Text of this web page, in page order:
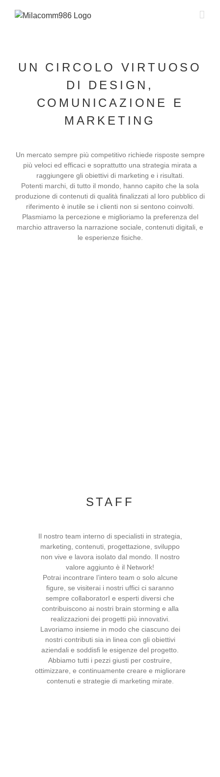
UN CIRCOLO VIRTUOSO
DI DESIGN,
COMUNICAZIONE E
MARKETING
Un mercato sempre più competitivo richiede risposte sempre
più veloci ed efficaci e soprattutto una strategia mirata a
raggiungere gli obiettivi di marketing e i risultati.
Potenti marchi, di tutto il mondo, hanno capito che la sola
produzione di contenuti di qualità finalizzati al loro pubblico di
riferimento è inutile se i clienti non si sentono coinvolti.
Plasmiamo la percezione e miglioriamo la preferenza del
marchio attraverso la narrazione sociale, contenuti digitali, e
le esperienze fisiche.
STAFF
Il nostro team interno di specialisti in strategia,
marketing, contenuti, progettazione, sviluppo
non vive e lavora isolato dal mondo. Il nostro
valore aggiunto è il Network!
Potrai incontrare l’intero team o solo alcune
figure, se visiterai i nostri uffici ci saranno
sempre collaboratorI e esperti diversi che
contribuiscono ai nostri brain storming e alla
realizzazioni dei progetti più innovativi.
Lavoriamo insieme in modo che ciascuno dei
nostri contributi sia in linea con gli obiettivi
aziendali e soddisfi le esigenze del progetto.
Abbiamo tutti i pezzi giusti per costruire,
ottimizzare, e continuamente creare e migliorare
contenuti e strategie di marketing mirate.